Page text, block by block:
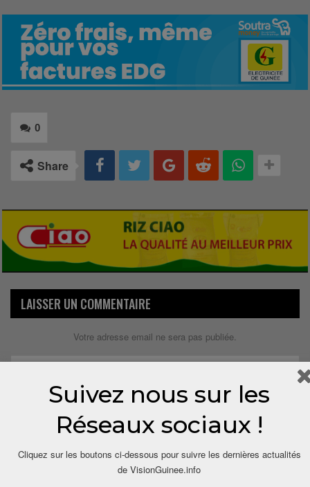
0
Share
LAISSER UN COMMENTAIRE
Votre adresse email ne sera pas publiée.
Suivez nous sur les
Réseaux sociaux !
Cliquez sur les boutons ci-dessous pour suivre les dernières actualités
de VisionGuinee.info